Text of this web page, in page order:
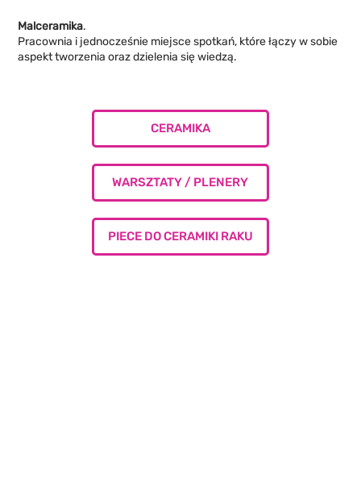
Malceramika.
Pracownia i jednocześnie miejsce spotkań, które łączy w sobie
aspekt tworzenia oraz dzielenia się wiedzą.
CERAMIKA
WARSZTATY / PLENERY
PIECE DO CERAMIKI RAKU